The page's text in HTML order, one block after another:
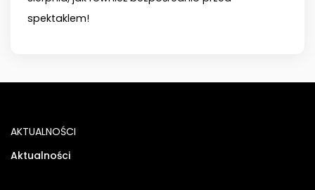
spektaklem!
AKTUALNOŚCI
Aktualności